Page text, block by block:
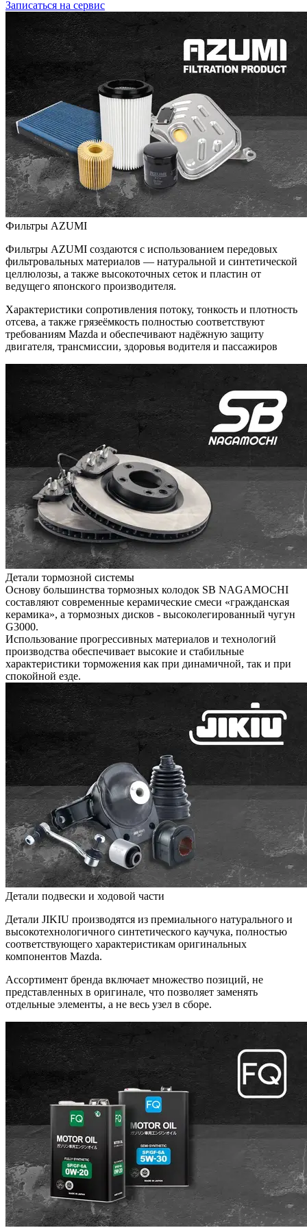
Записаться на сервис
Фильтры AZUMI
Фильтры AZUMI создаются с использованием передовых
фильтровальных материалов — натуральной и синтетической
целлюлозы, а также высокоточных сеток и пластин от
ведущего японского производителя.
Характеристики сопротивления потоку, тонкость и плотность
отсева, а также грязеёмкость полностью соответствуют
требованиям Mazda и обеспечивают надёжную защиту
двигателя, трансмиссии, здоровья водителя и пассажиров
Детали тормозной системы
Основу большинства тормозных колодок SB NAGAMOCHI
составляют современные керамические смеси «гражданская
керамика», а тормозных дисков - высоколегированный чугун
G3000.
Использование прогрессивных материалов и технологий
производства обеспечивает высокие и стабильные
характеристики торможения как при динамичной, так и при
спокойной езде.
Детали подвески и ходовой части
Детали JIKIU производятся из премиального натурального и
высокотехнологичного синтетического каучука, полностью
соответствующего характеристикам оригинальных
компонентов Mazda.
Ассортимент бренда включает множество позиций, не
представленных в оригинале, что позволяет заменять
отдельные элементы, а не весь узел в сборе.